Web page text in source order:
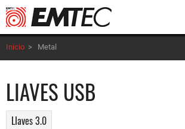
Pasar
al
contenido
principal
Inicio > Metal
LIAVES USB
LIaves 3.0